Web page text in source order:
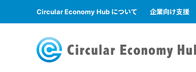
Circular Economy Hub について 企業向け支援